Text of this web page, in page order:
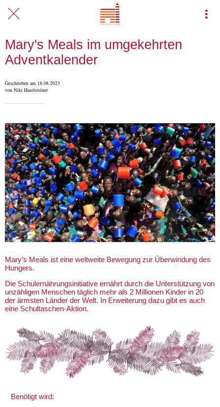
Mary's Meals im umgekehrten
Adventkalender
Geschrieben am 18.08.2023
von Niki Haselsteiner
Mary’s Meals ist eine weltweite Bewegung zur Überwindung des
Hungers.
Die Schulernährungsinitiative ernährt durch die Unterstützung von
unzähligen Menschen täglich mehr als 2 Millionen Kinder in 20
der ärmsten Länder der Welt. In Erweiterung dazu gibt es auch
eine Schultaschen-Aktion.
Benötigt wird: